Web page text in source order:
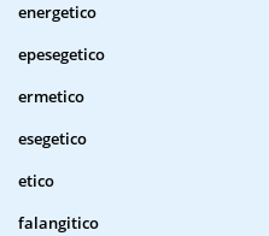
energetico
epesegetico
ermetico
esegetico
etico
falangitico